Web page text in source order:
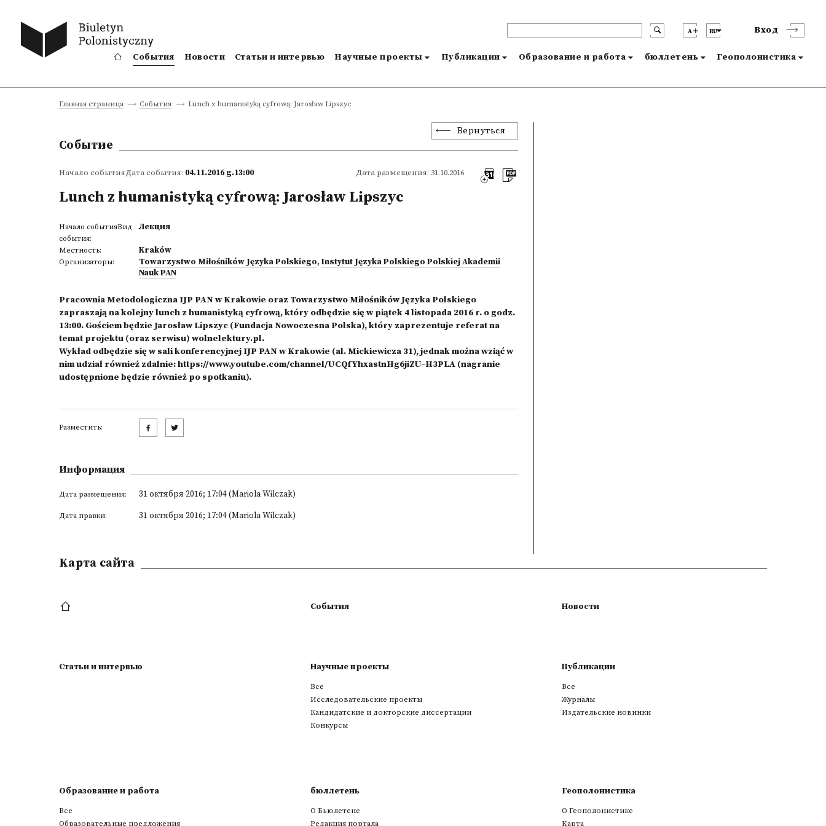
A RU Вход
События Новости Статьи и интервью Научные проекты Публикации Образование и работа бюллетень Геополонистика
Главная страница События Lunch z humanistyką cyfrową: Jarosław Lipszyc
Вернуться
Событие
Начало событияДата события: 04.11.2016 g.13:00 Дата размещения: 31.10.2016
Lunch z humanistyką cyfrową: Jarosław Lipszyc
Начало событияВид
события:
Лекция
Местность: Kraków
Организаторы: Towarzystwo Miłośników Języka Polskiego, Instytut Języka Polskiego Polskiej Akademii
Nauk PAN
Pracownia Metodologiczna IJP PAN w Krakowie oraz Towarzystwo Miłośników Języka Polskiego
zapraszają na kolejny lunch z humanistyką cyfrową, który odbędzie się w piątek 4 listopada 2016 r. o godz.
13:00. Gościem będzie Jarosław Lipszyc (Fundacja Nowoczesna Polska), który zaprezentuje referat na
temat projektu (oraz serwisu) wolnelektury.pl.
Wykład odbędzie się w sali konferencyjnej IJP PAN w Krakowie (al. Mickiewicza 31), jednak można wziąć w
nim udział również zdalnie:https://www.youtube.com/channel/UCQfYhxastnHg6jiZU-H3PLA (nagranie
udostępnione będzie również po spotkaniu).
Разместить:
Информация
Дата размещения: 31 октября 2016; 17:04 (Mariola Wilczak)
Дата правки: 31 октября 2016; 17:04 (Mariola Wilczak)
Kарта сайта
События Новости
Статьи и интервью Научные проекты
Все
Исследовательские проекты
Кандидатские и докторские диссертации
Конкурсы
Публикации
Все
Журналы
Издательские новинки
Образование и работа
Все
Образовательные предложения
бюллетень
О Бьюлетене
Редакция портала
Геополонистика
О Геополонистике
Kарта